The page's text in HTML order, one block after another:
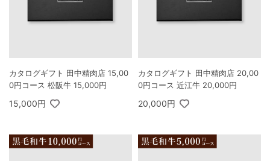
カタログギフト 田中精肉店 15,00
0円コース 松阪牛 15,000円
15,000円
カタログギフト 田中精肉店 20,00
0円コース 近江牛 20,000円
20,000円